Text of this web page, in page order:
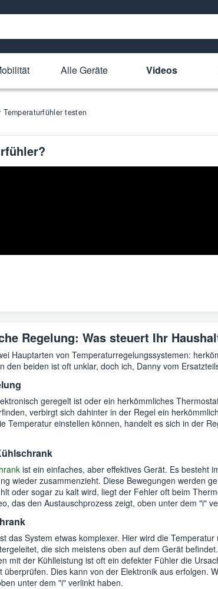
Alle Geräte Videos
Temperaturfühler testen
Regelung: Was steuert Ihr
Hauptarten von Temperaturregelungssystemen:
den beiden ist oft unklar, doch ich, Danny vom
geregelt ist oder ein herkömmliches
verbirgt sich dahinter in der Regel ein
Temperatur einstellen können, handelt es sich in der
ist ein einfaches, aber effektives Gerät. Es besteht
wieder zusammenzieht. Diese Bewegungen werden
oder sogar zu kalt wird, liegt der Fehler oft beim
das den Austauschprozess zeigt, oben unter dem "i"
das System etwas komplexer. Hier wird die
die sich meistens oben auf dem Gerät
mit der Kühlleistung ist oft ein defekter Fühler die
Dies kann von der Elektronik aus erfolgen.
unter dem "i" verlinkt haben.